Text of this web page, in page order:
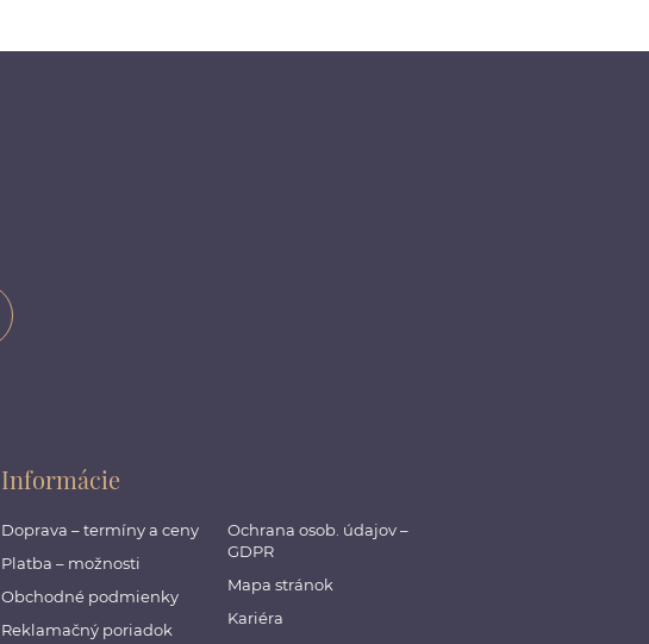
Informácie
Doprava – termíny a ceny
Platba – možnosti
Obchodné podmienky
Reklamačný poriadok
Ochrana osob. údajov –
GDPR
Mapa stránok
Kariéra